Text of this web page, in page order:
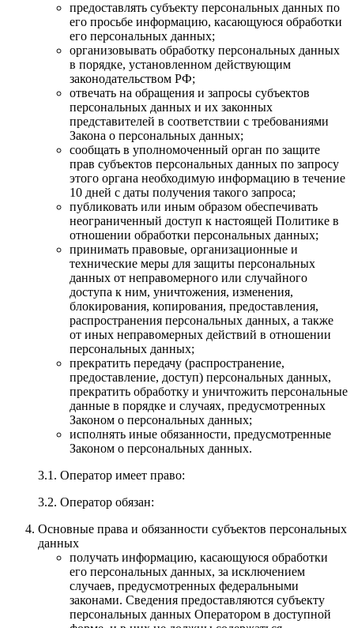
предоставлять субъекту персональных данных по
его просьбе информацию, касающуюся обработки
его персональных данных;
организовывать обработку персональных данных
в порядке, установленном действующим
законодательством РФ;
отвечать на обращения и запросы субъектов
персональных данных и их законных
представителей в соответствии с требованиями
Закона о персональных данных;
сообщать в уполномоченный орган по защите
прав субъектов персональных данных по запросу
этого органа необходимую информацию в течение
10 дней с даты получения такого запроса;
публиковать или иным образом обеспечивать
неограниченный доступ к настоящей Политике в
отношении обработки персональных данных;
принимать правовые, организационные и
технические меры для защиты персональных
данных от неправомерного или случайного
доступа к ним, уничтожения, изменения,
блокирования, копирования, предоставления,
распространения персональных данных, а также
от иных неправомерных действий в отношении
персональных данных;
прекратить передачу (распространение,
предоставление, доступ) персональных данных,
прекратить обработку и уничтожить персональные
данные в порядке и случаях, предусмотренных
Законом о персональных данных;
исполнять иные обязанности, предусмотренные
Законом о персональных данных.
3.1. Оператор имеет право:
3.2. Оператор обязан:
Основные права и обязанности субъектов персональных
данных
получать информацию, касающуюся обработки
его персональных данных, за исключением
случаев, предусмотренных федеральными
законами. Сведения предоставляются субъекту
персональных данных Оператором в доступной